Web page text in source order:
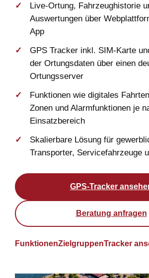
Live-Ortung, Fahrzeughistorie
Auswertungen über
App
GPS Tracker inkl. SIM-Karte
der Ortungsdaten über einen
Ortungsserver
Funktionen wie digitales
Zonen und Alarmfunktionen je
Einsatzbereich
Skalierbare Lösung für
Transporter, Servicefahrzeuge
GPS-Tracker
Beratung anfragen
FunktionenZielgruppenTracker